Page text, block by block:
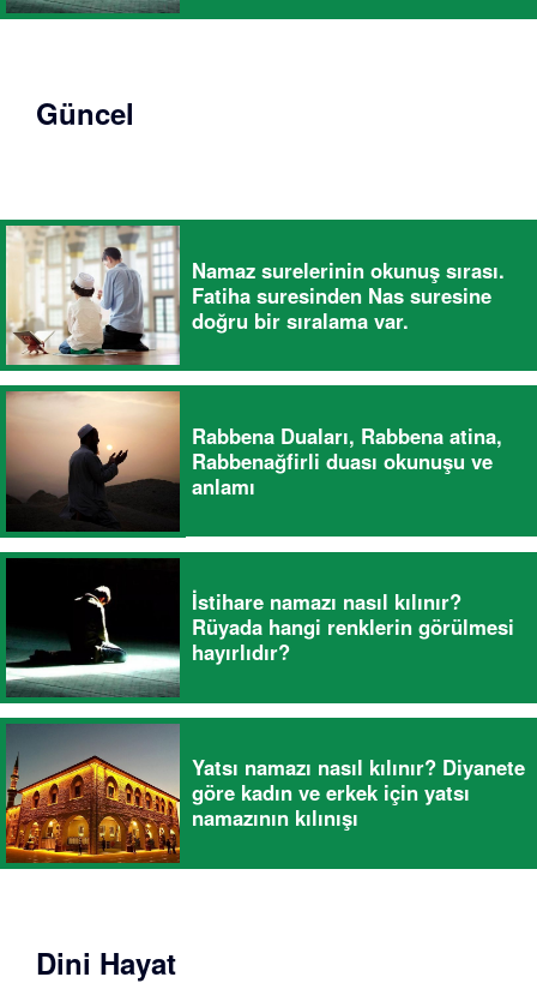
Güncel
Namaz surelerinin okunuş sırası.
Fatiha suresinden Nas suresine
doğru bir sıralama var.
Rabbena Duaları, Rabbena atina,
Rabbenağfirli duası okunuşu ve
anlamı
İstihare namazı nasıl kılınır?
Rüyada hangi renklerin görülmesi
hayırlıdır?
Yatsı namazı nasıl kılınır? Diyanete
göre kadın ve erkek için yatsı
namazının kılınışı
Dini Hayat